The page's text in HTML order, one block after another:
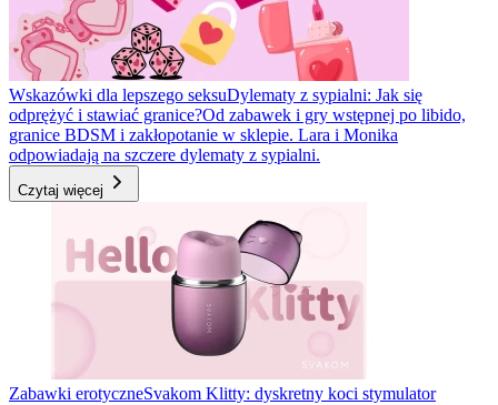
Wskazówki dla lepszego seksuDylematy z sypialni: Jak się
odprężyć i stawiać granice?Od zabawek i gry wstępnej po libido,
granice BDSM i zakłopotanie w sklepie. Lara i Monika
odpowiadają na szczere dylematy z sypialni.
Czytaj więcej
Zabawki erotyczneSvakom Klitty: dyskretny koci stymulator